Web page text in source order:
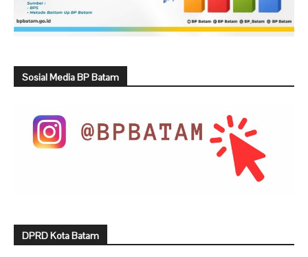
Sosial Media BP Batam
DPRD Kota Batam